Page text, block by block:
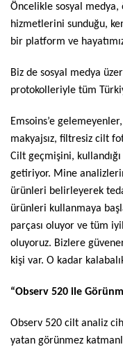
Öncelikle sosyal
hizmetlerini sunduğu,
bir platform ve
Biz de sosyal medya
protokolleriyle tüm
Emsoins’e
makyajsız, filtresiz cilt
Cilt geçmişini,
getiriyor. Mine
ürünleri belirleyerek
ürünleri kullanmaya
parçası oluyor ve tüm
oluyoruz. Bizlere
kişi var. O kadar
“Observ 520 ile
Observ 520 cilt analiz
yatan görünmez